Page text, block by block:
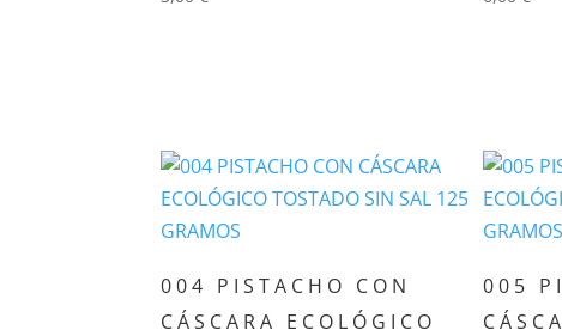
004 PISTACHO CON
CÁSCARA ECOLÓGICO
005